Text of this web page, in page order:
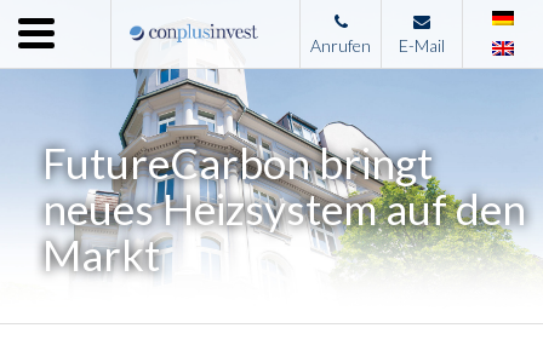
Menu
Home
Unternehmen
Leistungen
Immobilienangebote
News
Anrufen E-Mail
FutureCarbon bringt
neues Heizsystem auf den
Markt